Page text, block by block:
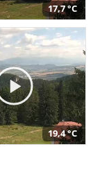
17,7 °C
19,4 °C